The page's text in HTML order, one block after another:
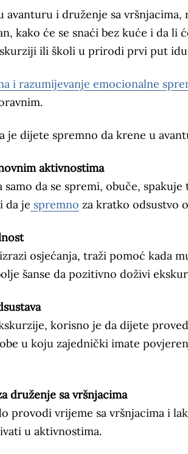
avanturu i druženje sa
kako će se snaći bez kuće i da li
ili školi u prirodi prvi put
i razumijevanje emocionalne
je dijete spremno da krene u
aktivnostima
samo da se spremi, obuče,
da je spremno za kratko odsustvo
osjećanja, traži pomoć kada
šanse da pozitivno doživi
korisno je da dijete
u koju zajednički imate
druženje sa vršnjacima
provodi vrijeme sa vršnjacima i
u aktivnostima.